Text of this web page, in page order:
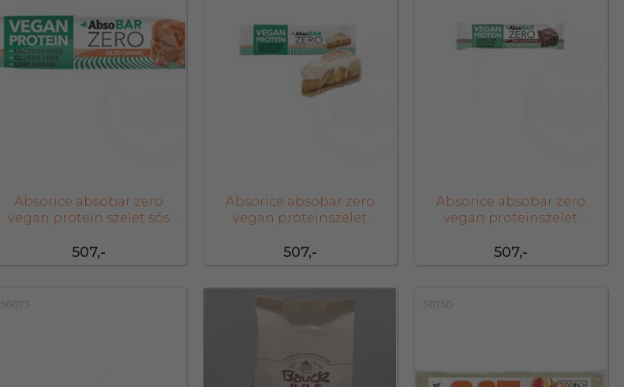
507,-
Absorice absobar zero
vegan protein szelet sós
507,-
Absorice absobar zero
vegan proteinszelet
507,-
Absorice absobar zero
vegan proteinszelet
56673 36750